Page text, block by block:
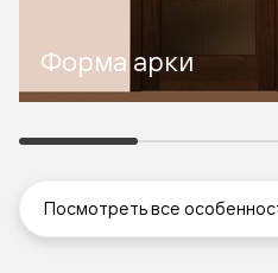
Форма арки
Посмотреть все